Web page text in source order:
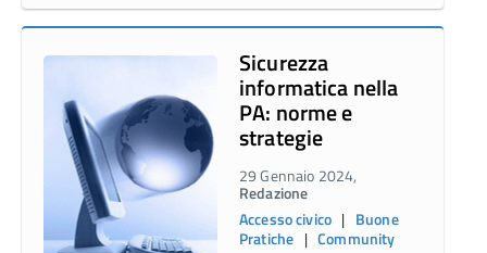
Sicurezza
informatica nella
PA: norme e
strategie
29 Gennaio 2024,
Redazione
Accesso civico| Buone
Pratiche |Community